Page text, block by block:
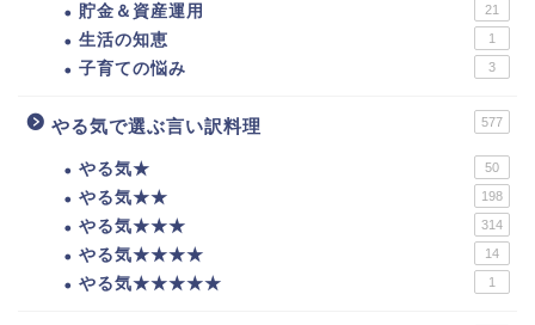
貯金＆資産運用 21
生活の知恵 1
子育ての悩み 3
やる気で選ぶ言い訳料理 577
やる気★ 50
やる気★★ 198
やる気★★★ 314
やる気★★★★ 14
やる気★★★★★ 1